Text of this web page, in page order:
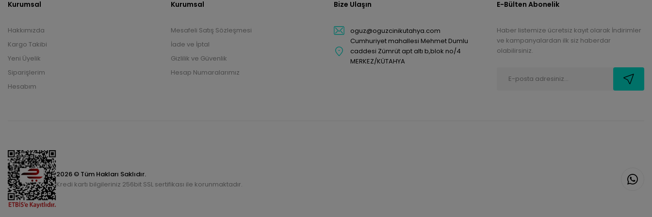
Kurumsal
Hakkımızda
Kargo Takibi
Yeni Üyelik
Siparişlerim
Hesabım
Kurumsal
Mesafeli Satış Sözleşmesi
İade ve İptal
Gizlilik ve Güvenlik
Hesap Numaralarımız
Bize Ulaşın
oguz@oguzcinikutahya.com
Cumhuriyet mahallesi Mehmet Dumlu
caddesi Zümrüt apt altı b,blok no/4
MERKEZ/KÜTAHYA
E-Bülten Abonelik
Haber listemize ücretsiz kayıt olarak İndirimler
ve kampanyalardan ilk siz haberdar
olabilirsiniz.
2026 © Tüm Hakları Saklıdır.
Kredi kartı bilgileriniz 256bit SSL sertifikası ile korunmaktadır.